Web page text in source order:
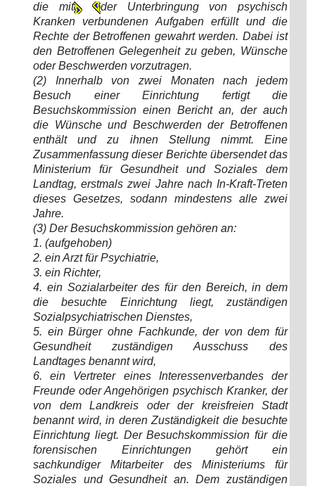
die mit
der Unterbringung von psychisch
Kranken verbundenen Aufgaben erfüllt und die
Rechte der Betroffenen gewahrt werden. Dabei ist
den Betroffenen Gelegenheit zu geben, Wünsche
oder Beschwerden vorzutragen.
(2) Innerhalb von zwei Monaten nach jedem
Besuch einer Einrichtung fertigt die
Besuchskommission einen Bericht an, der auch
die Wünsche und Beschwerden der Betroffenen
enthält und zu ihnen Stellung nimmt. Eine
Zusammenfassung dieser Berichte übersendet das
Ministerium für Gesundheit und Soziales dem
Landtag, erstmals zwei Jahre nach In-Kraft-Treten
dieses Gesetzes, sodann mindestens alle zwei
Jahre.
(3) Der Besuchskommission gehören an:
1. (aufgehoben)
2. ein Arzt für Psychiatrie,
3. ein Richter,
4. ein Sozialarbeiter des für den Bereich, in dem
die besuchte Einrichtung liegt, zuständigen
Sozialpsychiatrischen Dienstes,
5. ein Bürger ohne Fachkunde, der von dem für
Gesundheit zuständigen Ausschuss des
Landtages benannt wird,
6. ein Vertreter eines Interessenverbandes der
Freunde oder Angehörigen psychisch Kranker, der
von dem Landkreis oder der kreisfreien Stadt
benannt wird, in deren Zuständigkeit die besuchte
Einrichtung liegt. Der Besuchskommission für die
forensischen Einrichtungen gehört ein
sachkundiger Mitarbeiter des Ministeriums für
Soziales und Gesundheit an. Dem zuständigen